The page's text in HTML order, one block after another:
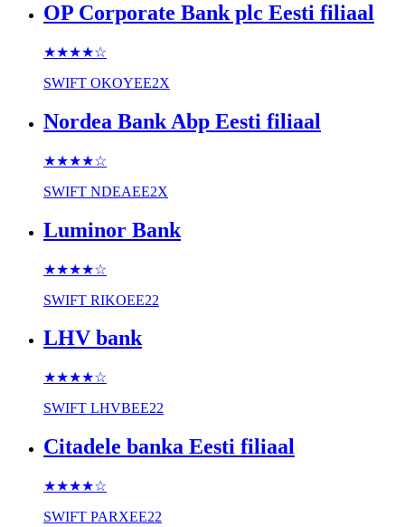
OP Corporate Bank plc Eesti filiaal
★★★★☆
SWIFT OKOYEE2X
Nordea Bank Abp Eesti filiaal
★★★★☆
SWIFT NDEAEE2X
Luminor Bank
★★★★☆
SWIFT RIKOEE22
LHV bank
★★★★☆
SWIFT LHVBEE22
Citadele banka Eesti filiaal
★★★★☆
SWIFT PARXEE22